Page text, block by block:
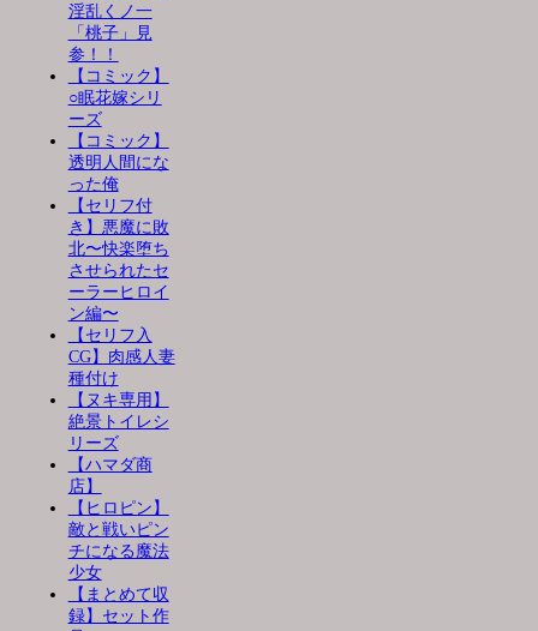
淫乱くノ一
「桃子」見
参！！
【コミック】
○眠花嫁シリ
ーズ
【コミック】
透明人間にな
った俺
【セリフ付
き】悪魔に敗
北〜快楽堕ち
させられたセ
ーラーヒロイ
ン編〜
【セリフ入
CG】肉感人妻
種付け
【ヌキ専用】
絶景トイレシ
リーズ
【ハマダ商
店】
【ヒロピン】
敵と戦いピン
チになる魔法
少女
【まとめて収
録】セット作